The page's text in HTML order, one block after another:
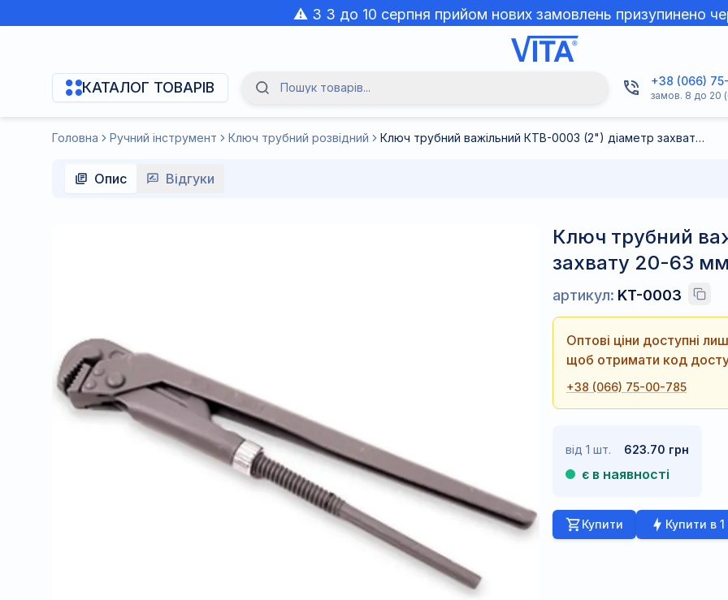
⚠️ З 3 до 10 серпня прийом нових замовлень призупинено
КАТАЛОГ ТОВАРІВ
Navigation Menu
Пошук товарів... +38 (066)
замов. 8 до 20
Головна Ручний інструмент Ключ трубний розвідний Ключ трубний важільний КТВ-0003 (2") діаметр захвату 20-63 мм
Опис Відгуки
Ключ трубний
захвату 20-63 мм
артикул: KT-0003
Оптові ціни доступні
щоб отримати код
+38 (066) 75-00-785
від 1 шт. 623.70 грн
є в наявності
Купити Купити в 1